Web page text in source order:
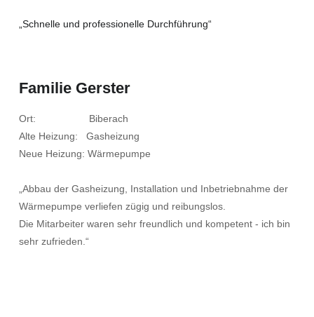
„Schnelle und professionelle Durchführung“
Familie Gerster
Ort: Biberach
Alte Heizung: Gasheizung
Neue Heizung: Wärmepumpe
„Abbau der Gasheizung, Installation und Inbetriebnahme der
Wärmepumpe verliefen zügig und reibungslos.
Die Mitarbeiter waren sehr freundlich und kompetent - ich bin
sehr zufrieden.“